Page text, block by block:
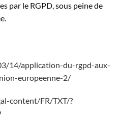
par le RGPD, sous peine de
14/application-du-rgpd-aux-
europeenne-2/
content/FR/TXT/?